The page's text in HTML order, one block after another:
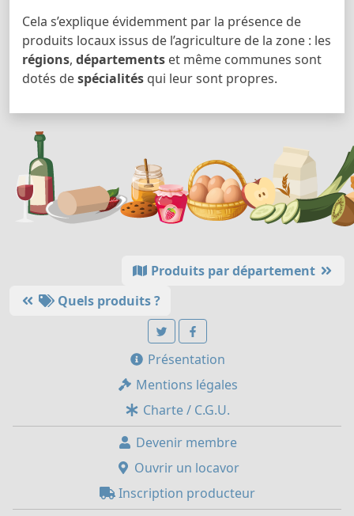
Cela s’explique évidemment par la présence de
produits locaux issus de l’agriculture de la zone : les
régions, départements et même communes sont
dotés despécialités qui leur sont propres.
Produits par département
Quels produits ?
Présentation
Mentions légales
Charte / C.G.U.
Devenir membre
Ouvrir un locavor
Inscription producteur